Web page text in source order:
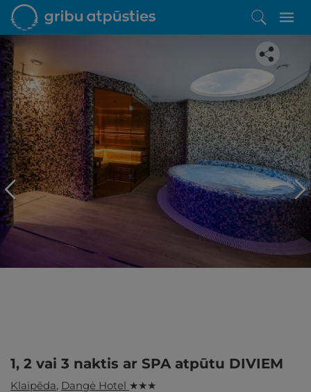
Iepatikās šis piedāvājums?
Līdz brīnišķīgai atpūtai atlikuši tikai daži soļi
PĒRKU
1, 2 vai 3 naktis ar SPA atpūtu DIVIEM
Klaipēda, Dangė Hotel ★ ★ ★